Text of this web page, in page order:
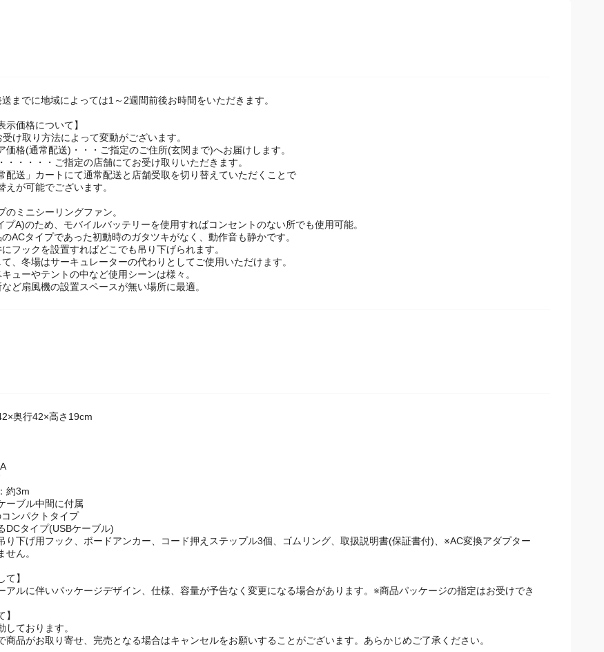
示価格について】
け取り方法によって変動がございます。
価格(通常配送)・・・ご指定のご住所(玄関まで)へお届けします。
・・・・・ご指定の店舗にてお受け取りいただきます。
配送」カートにて通常配送と店舗受取を切り替えていただくことで
のミニシーリングファン。
プA)のため、モバイルバッテリーを使用すればコンセントのない所でも使用可能。
ACタイプであった初動時のガタツキがなく、動作音も静かです。
フックを設置すればどこでも吊り下げられます。
、冬場はサーキュレーターの代わりとしてご使用いただけます。
ューやテントの中など使用シーンは様々。
奥行42×高さ19cm
約3m
ブル中間に付属
ンパクトタイプ
DCタイプ(USBケーブル)
り下げ用フック、ボードアンカー、コード押えステップル3個、ゴムリング、取扱説明書(保証書付)、※AC変換アダプターは
て】
アルに伴いパッケージデザイン、仕様、容量が予告なく変更になる場合があります。※商品パッケージの指定はお受けでき
】
しております。